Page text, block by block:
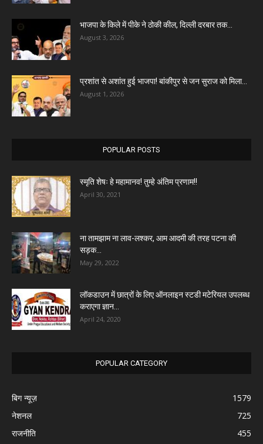
भाजपा के किले में पीके ने ठोकी कील, दिल्ली दरबार तक...
August 3, 2026
प्रशांत से अशांत हुई भाजपा! बांकीपुर से जन सुराज को मिला...
August 1, 2026
POPULAR POSTS
स्मृति शेषः हे महामानव! तुम्हे अंतिम प्रणाम!!
April 30, 2021
ना तामझाम ना लाव-लश्कर, आम आदमी की तरह पटना की
सड़क...
May 29, 2022
लॉकडाउन में छात्रों के लिए ऑनलाइन स्टडी मटेरियल उपलब्ध
कराएगा ज्ञान...
April 24, 2020
POPULAR CATEGORY
बिग न्यूज़
1579
नेशनल
725
राजनीति
455